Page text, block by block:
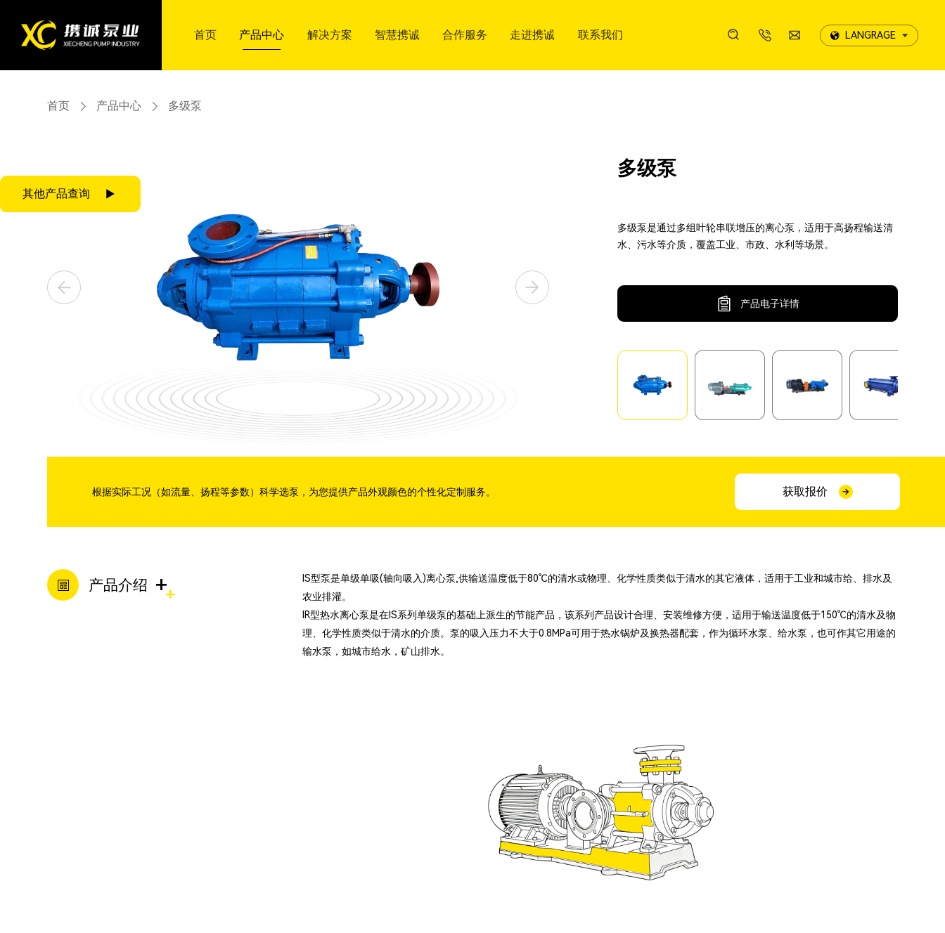
首页 产品中心
产品中心
解决方案
解决方案
智慧携诚
智慧携诚
合作服务
合作服务
走进携诚
走进携诚
博客
联系我们
联系我们
LANGRAGE
首页 产品中心
产品中心
解决方案
解决方案
智慧携诚
智慧携诚
合作服务
合作服务
走进携诚
走进携诚
博客
联系我们
联系我们
LANGRAGE
其他产品查询
多级泵
双吸泵
脱硫泵
首页 产品中心 多级泵
多级泵
多级泵是通过多组叶轮串联增压的离心泵，适用于高扬程输送清
水、污水等介质，覆盖工业、市政、水利等场景。
产品电子详情
根据实际工况（如流量、扬程等参数）科学选泵，为您提供产品外观颜色的个性化定制服务。 获取报价
产品介绍 +
IS型泵是单级单吸(轴向吸入)离心泵,供输送温度低于80℃的清水或物理、化学性质类似于清水的其它液体，适用于工业和城市给、排水及
农业排灌。
IR型热水离心泵是在IS系列单级泵的基础上派生的节能产品，该系列产品设计合理、安装维修方便，适用于输送温度低于150℃的清水及物
理、化学性质类似于清水的介质。泵的吸入压力不大于0.8MPa可用于热水锅炉及换热器配套，作为循环水泵、给水泵，也可作其它用途的
输水泵，如城市给水，矿山排水。